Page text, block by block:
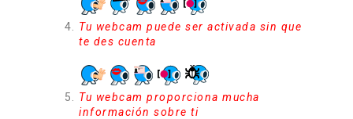
Tu webcam puede ser activada sin que
te des cuenta
Tu webcam proporciona mucha
información sobre ti